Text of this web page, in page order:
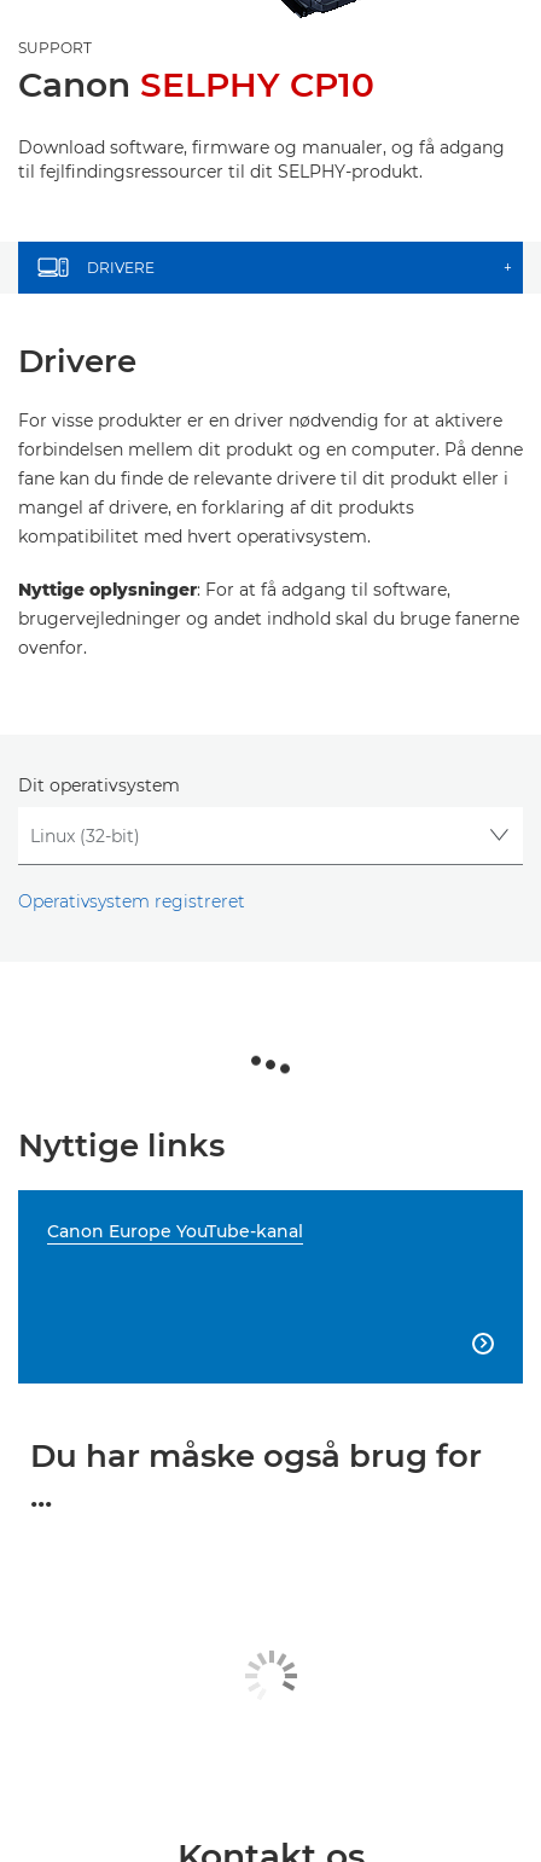
SUPPORT
Canon SELPHY CP10
Download software, firmware og manualer, og få adgang
til fejlfindingsressourcer til dit SELPHY-produkt.
DRIVERE +
Drivere
For visse produkter er en driver nødvendig for at aktivere
forbindelsen mellem dit produkt og en computer. På denne
fane kan du finde de relevante drivere til dit produkt eller i
mangel af drivere, en forklaring af dit produkts
kompatibilitet med hvert operativsystem.
Nyttige oplysninger: For at få adgang til software,
brugervejledninger og andet indhold skal du bruge fanerne
ovenfor.
Dit operativsystem
Operativsystem registreret
Nyttige links
Canon Europe YouTube-kanal

Du har måske også brug for
...